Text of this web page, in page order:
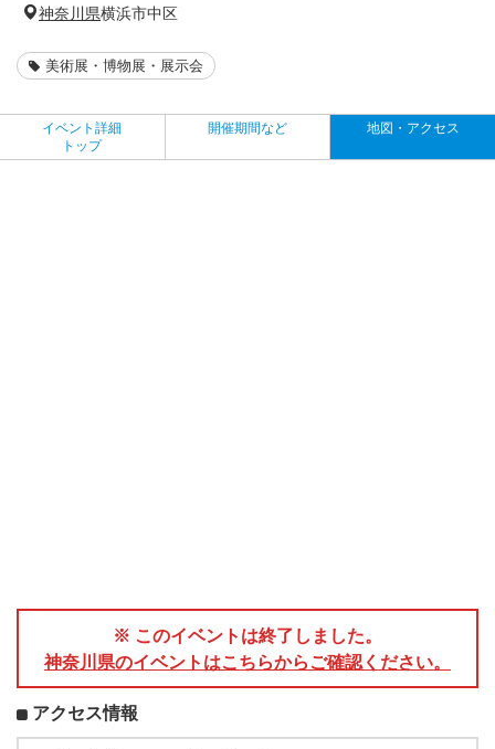
神奈川県横浜市中区
美術展・博物展・展示会
イベント詳細
トップ
開催期間など 地図・アクセス
※ このイベントは終了しました。
神奈川県のイベントはこちらからご確認ください。
アクセス情報